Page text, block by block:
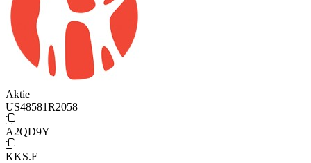
Aktie
US48581R2058
A2QD9Y
KKS.F